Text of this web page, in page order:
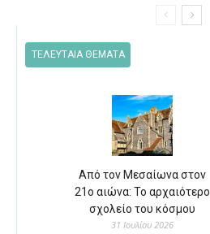
ΤΕΛΕΥΤΑΙΑ ΘΕΜΑΤΑ
Από τον Μεσαίωνα στον
21ο αιώνα: Το αρχαιότερο
σχολείο του κόσμου
31 Ιουλίου 2026